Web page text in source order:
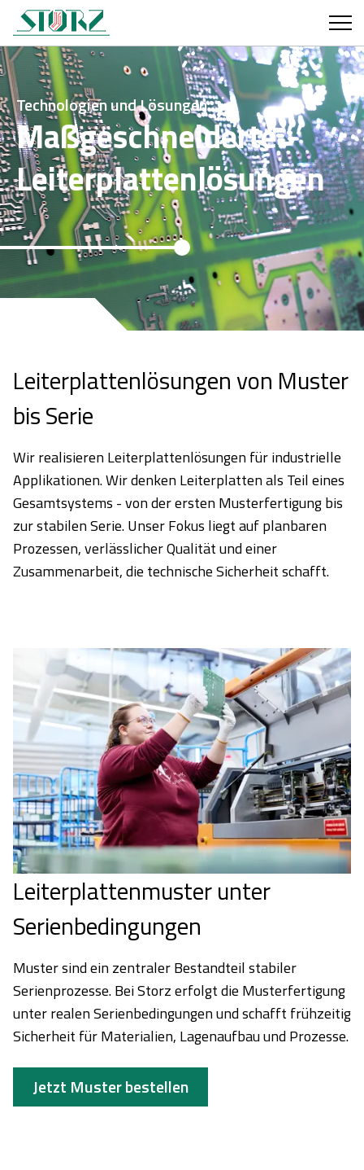
Technologien und Lösungen
Maßgeschneiderte
Leiterplattenlösungen
Leiterplattenlösungen von Muster
bis Serie
Wir realisieren Leiterplattenlösungen für industrielle
Applikationen. Wir denken Leiterplatten als Teil eines
Gesamtsystems - von der ersten Musterfertigung bis
zur stabilen Serie. Unser Fokus liegt auf planbaren
Prozessen, verlässlicher Qualität und einer
Zusammenarbeit, die technische Sicherheit schafft.
Leiterplattenmuster unter
Serienbedingungen
Muster sind ein zentraler Bestandteil stabiler
Serienprozesse. Bei Storz erfolgt die Musterfertigung
unter realen Serienbedingungen und schafft frühzeitig
Sicherheit für Materialien, Lagenaufbau und Prozesse.
Jetzt Muster bestellen